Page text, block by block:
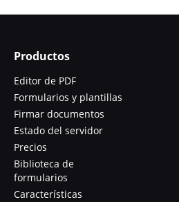
Productos
Editor de PDF
Formularios y plantillas
Firmar documentos
Estado del servidor
Precios
Biblioteca de
formularios
Características